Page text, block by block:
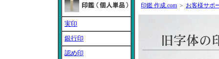
実印
銀行印
認め印
印鑑 作成.com ＞ お客様サポ